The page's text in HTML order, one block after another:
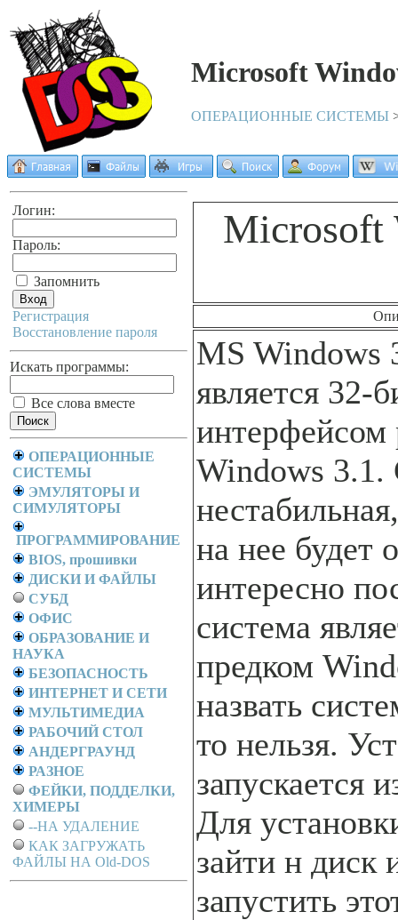
Microsoft
ОПЕРАЦИОННЫЕ СИСТЕМЫ
Логин:
Пароль:
Запомнить
Регистрация
Восстановление пароля
Искать программы:
Все слова вместе
ОПЕРАЦИОННЫЕ
СИСТЕМЫ
ЭМУЛЯТОРЫ И
СИМУЛЯТОРЫ
ПРОГРАММИРОВАНИЕ
BIOS, прошивки
ДИСКИ И ФАЙЛЫ
СУБД
ОФИС
ОБРАЗОВАНИЕ И
НАУКА
БЕЗОПАСНОСТЬ
ИНТЕРНЕТ И СЕТИ
МУЛЬТИМЕДИА
РАБОЧИЙ СТОЛ
АНДЕРГРАУНД
РАЗНОЕ
ФЕЙКИ, ПОДДЕЛКИ,
ХИМЕРЫ
--НА УДАЛЕНИЕ
КАК ЗАГРУЖАТЬ
ФАЙЛЫ НА Old-DOS
Microsoft
MS Windows
является 32-
интерфейсом
Windows 3.1.
на нее будет
интересно
система
предком
назвать
то нельзя.
запускается
Для
зайти н диск
запустить